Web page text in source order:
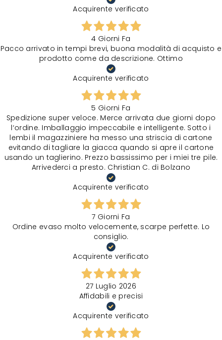
Acquirente verificato
4 Giorni Fa
Pacco arrivato in tempi brevi, buona modalità di acquisto e
prodotto come da descrizione. Ottimo
Acquirente verificato
5 Giorni Fa
Spedizione super veloce. Merce arrivata due giorni dopo
l‘ordine. Imballaggio impeccabile e intelligente. Sotto i
lembi il magazziniere ha messo una striscia di cartone
evitando di tagliare la giacca quando si apre il cartone
usando un taglierino. Prezzo bassissimo per i miei tre pile.
Arrivederci a presto. Christian C. di Bolzano
Acquirente verificato
7 Giorni Fa
Ordine evaso molto velocemente, scarpe perfette. Lo
consiglio.
Acquirente verificato
27 Luglio 2026
Affidabili e precisi
Acquirente verificato